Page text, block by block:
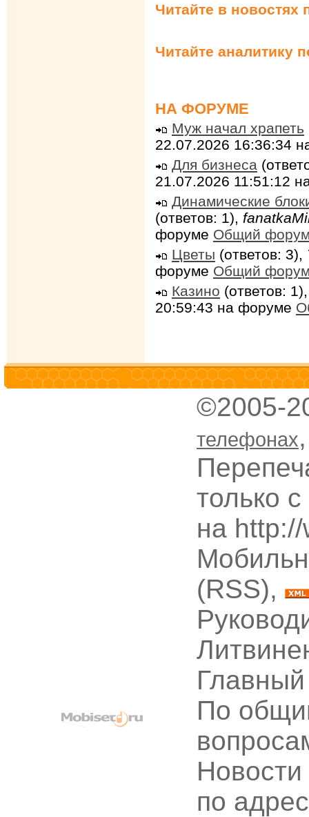
Читайте в новостях
Читайте аналитику
НА ФОРУМЕ
Муж начал храпеть
22.07.2026 16:36:34
Для бизнеса
21.07.2026 11:51:12
Динамические
(ответов: 1),
форуме Общий
Цветы (ответов: 3),
форуме Общий
Казино (ответов:
20:59:43 на форуме
©2005-
телефонах
только
на
(RSS),
По
по